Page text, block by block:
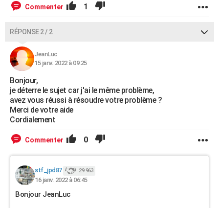
Commenter 1
RÉPONSE 2 / 2
JeanLuc
15 janv. 2022 à 09:25
Bonjour,
je déterre le sujet car j'ai le même problème,
avez vous réussi à résoudre votre problème ?
Merci de votre aide
Cordialement
Commenter 0
stf_jpd87 29 963
16 janv. 2022 à 06:45
Bonjour JeanLuc